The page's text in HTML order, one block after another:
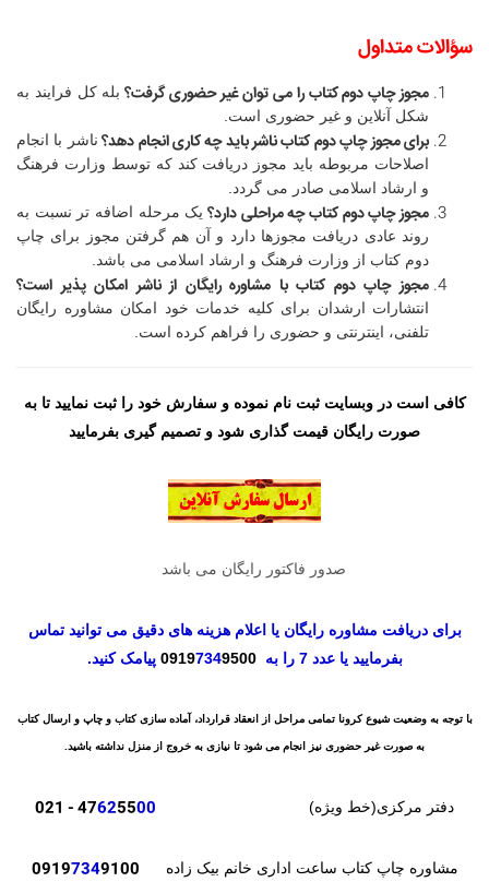
سؤالات متداول
مجوز چاپ دوم کتابرا می توان غیر حضوری گرفت؟ بله کل فرایند به
شکل آنلاین و غیر حضوری است.
برای مجوز چاپ دوم کتاب ناشر باید چه کاری انجام دهد؟ ناشر با انجام
اصلاحات مربوطه باید مجوز دریافت کند که توسط وزارت فرهنگ
و ارشاد اسلامی صادر می گردد.
مجوز چاپ دوم کتابچه مراحلی دارد؟ یک مرحله اضافه تر نسبت به
روند عادی دریافت مجوزها دارد و آن هم گرفتن مجوز برای چاپ
دوم کتاب از وزارت فرهنگ و ارشاد اسلامی می باشد.
مجوز چاپ دوم کتاببا مشاوره رایگان از ناشر امکان پذیر است؟
انتشارات ارشدان برای کلیه خدمات خود امکان مشاوره رایگان
تلفنی، اینترنتی و حضوری را فراهم کرده است.
کافی است در وبسایت ثبت نام نموده و سفارش خود را ثبت نمایید تا به
صورت رایگان قیمت گذاری شود و تصمیم گیری بفرمایید
صدور فاکتور رایگان می باشد
برای دریافت مشاوره رایگان یا اعلام هزینه های دقیق می توانید تماس
بفرمایید یا عدد 7 را به
09197349500 پیامک کنید.
با توجه به وضعیت شیوع کرونا تمامی مراحل از انعقاد قرارداد، آماده سازی کتاب و چاپ و ارسال کتاب
به صورت غیر حضوری نیز انجام می شود تا نیازی به خروج از منزل نداشته باشید.
دفتر مرکزی(خط ویژه) 47625500
- 021
مشاوره چاپ کتاب ساعت اداری خانم بیک زاده 09197349100